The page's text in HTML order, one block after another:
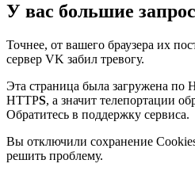
У вас большие
Точнее, от вашего браузера их
сервер VK забил тревогу.
Эта страница была загружена по
HTTPS, а значит телепортации
Обратитесь в поддержку сервиса.
Вы отключили сохранение
решить проблему.